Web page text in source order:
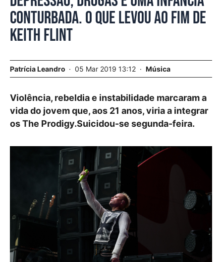
conturbada. O que levou ao fim de
Keith Flint
Patrícia Leandro 05 Mar 2019 13:12 Música
Violência, rebeldia e instabilidade marcaram a
vida do jovem que, aos 21 anos, viria a integrar
os The Prodigy.Suicidou-se segunda-feira.